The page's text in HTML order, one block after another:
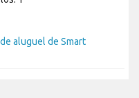
aluguel de Smart